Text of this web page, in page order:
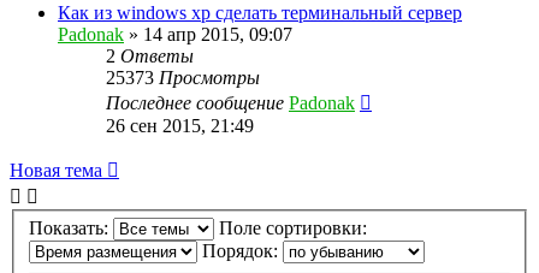
Как из windows xp сделать терминальный сервер
Padonak » 14 апр 2015, 09:07
2 Ответы
25373 Просмотры
Последнее сообщение Padonak
26 сен 2015, 21:49
Новая тема
Показать:
Поле сортировки:
Порядок: